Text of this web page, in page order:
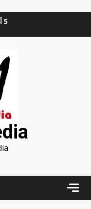
5 أغسطس، 2026